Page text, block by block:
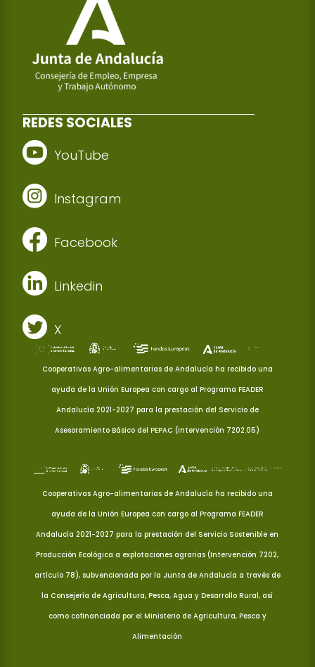
REDES SOCIALES
YouTube
Instagram
Facebook
Linkedin
X
Cooperativas Agro-alimentarias de Andalucía ha recibido una
ayuda de la Unión Europea con cargo al Programa FEADER
Andalucía 2021-2027 para la prestación del Servicio de
Asesoramiento Básico del PEPAC (Intervención 7202.05)
Cooperativas Agro-alimentarias de Andalucía ha recibido una
ayuda de la Unión Europea con cargo al Programa FEADER
Andalucía 2021-2027 para la prestación del Servicio Sostenible en
Producción Ecológica a explotaciones agrarias (Intervención 7202,
artículo 78), subvencionada por la Junta de Andalucía a través de
la Consejería de Agricultura, Pesca, Agua y Desarrollo Rural, así
como cofinanciada por el Ministerio de Agricultura, Pesca y
Alimentación